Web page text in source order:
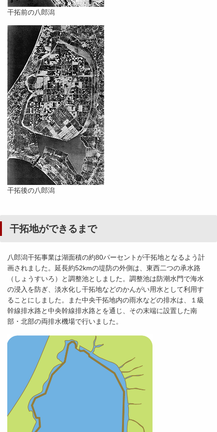
干拓前の八郎潟
干拓後の八郎潟
干拓地ができるまで
八郎潟干拓事業は湖面積の約80パーセントが干拓地となるよう計
画されました。延長約52kmの堤防の外側は、東西二つの承水路
（しょうすいろ）と調整池としました。調整池は防潮水門で海水
の浸入を防ぎ、淡水化し干拓地などのかんがい用水として利用す
ることにしました。また中央干拓地内の雨水などの排水は、１級
幹線排水路と中央幹線排水路とを通じ、その末端に設置した南
部・北部の両排水機場で行いました。